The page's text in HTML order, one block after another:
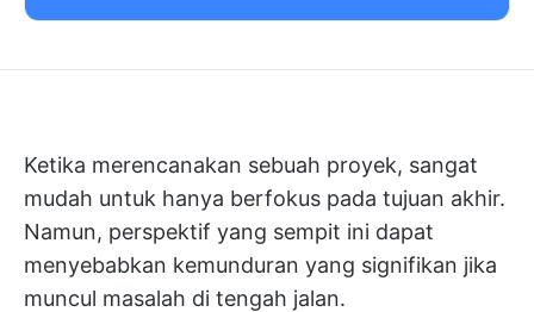
Ketika merencanakan sebuah proyek, sangat
mudah untuk hanya berfokus pada tujuan akhir.
Namun, perspektif yang sempit ini dapat
menyebabkan kemunduran yang signifikan jika
muncul masalah di tengah jalan.